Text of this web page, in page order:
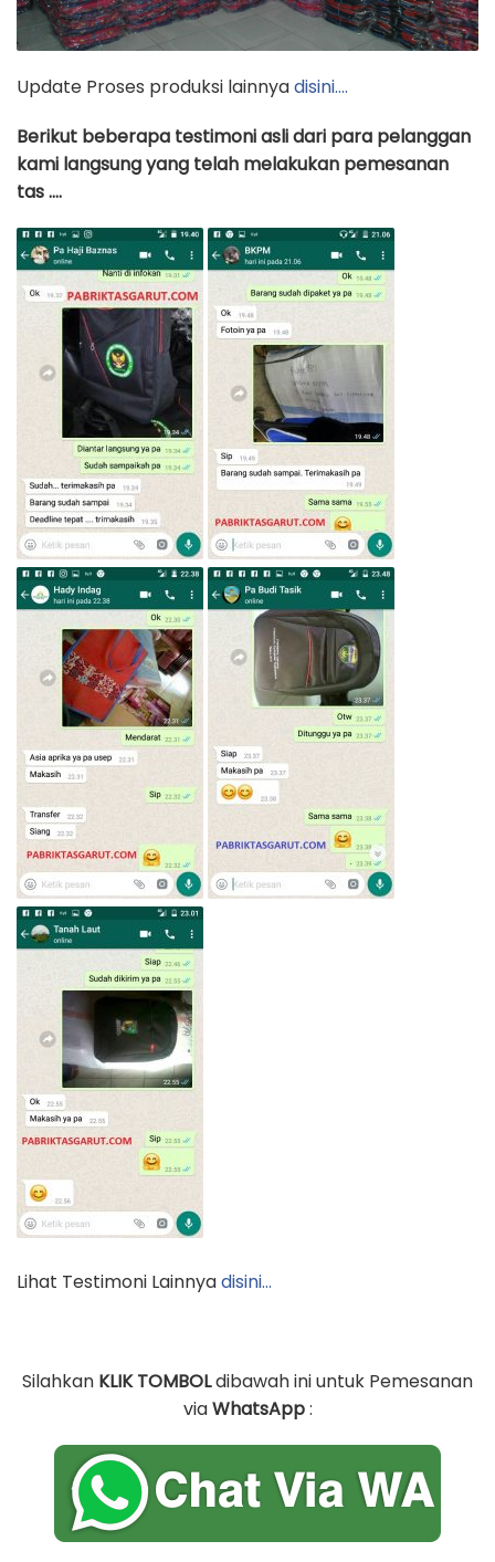
Update Proses produksi lainnyadisini….
Berikut beberapa testimoni asli dari para pelanggan
kami langsung yang telah melakukan pemesanan
tas ….
Lihat Testimoni Lainnyadisini…
Silahkan KLIK TOMBOLdibawah ini untuk Pemesanan
viaWhatsApp: